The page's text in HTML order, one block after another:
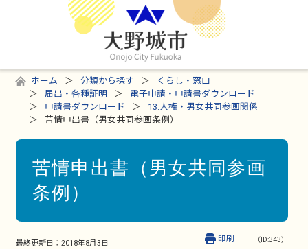
ホーム 分類から探す
くらし・窓口
届出・各種証明
電子申請・申請書ダウンロード
申請書ダウンロード
13.人権・男女共同参画関係
苦情申出書（男女共同参画条例）
苦情申出書（男女共同参画
条例）
最終更新日： 2018年8月3日 （ID:343）
印刷